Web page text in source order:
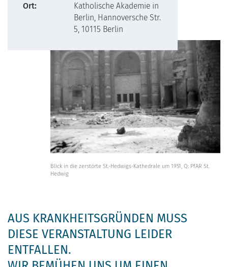
Blick in die zerstörte St.-Hedwigs-Kathedrale um 1951, Q: PfAR St.
Hedwig
Ort:
Katholische Akademie in
Berlin, Hannoversche Str.
5, 10115 Berlin
AUS KRANKHEITSGRÜNDEN MUSS
DIESE VERANSTALTUNG LEIDER
ENTFALLEN.